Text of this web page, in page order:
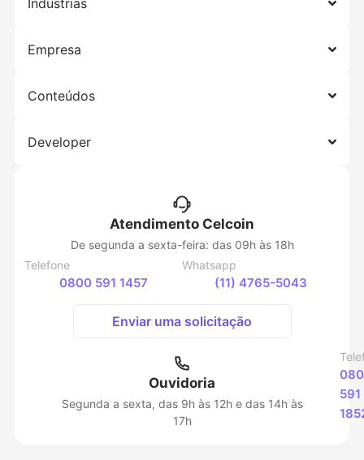
Empresa
Conteúdos
Developer
Atendimento Celcoin
De segunda a sexta-feira: das 09h às 18h
Telefone
0800 591 1457
Whatsapp
(11) 4765-5043
Enviar uma solicitação
Ouvidoria
Segunda a sexta, das 9h às 12h e das 14h às
17h
591